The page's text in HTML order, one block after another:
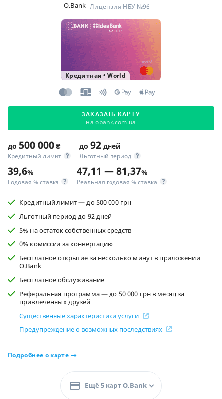
O.Bank Лицензия НБУ №96
Кредитная •World
ЗАКАЗАТЬ КАРТУ
на obank.com.ua
до 500 000 ₴
Кредитный лимит
до 92 дней
Льготный период
39,6%
Годовая % ставка
47,11 — 81,37%
Реальная годовая % ставка
Кредитный лимит — до 500 000 грн
Льготный период до 92 дней
5% на остаток собственных средств
0% комиссии за конвертацию
Бесплатное открытие за несколько минут в приложении
O.Bank
Бесплатное обслуживание
Реферальная программа — до 50 000 грн в месяц за
привлеченных друзей
Существенные характеристики услуги
Предупреждение о возможных последствиях
Подробнее о карте
Ещё 5 карт O.Bank